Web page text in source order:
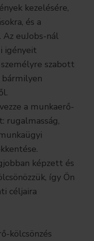
kezelésére,
és a
Az euJobs-nál
igényeit
szabott
bármilyen
a munkaerő-
rugalmasság,
képzett és
így Ön
céljaira
kölcsönzés